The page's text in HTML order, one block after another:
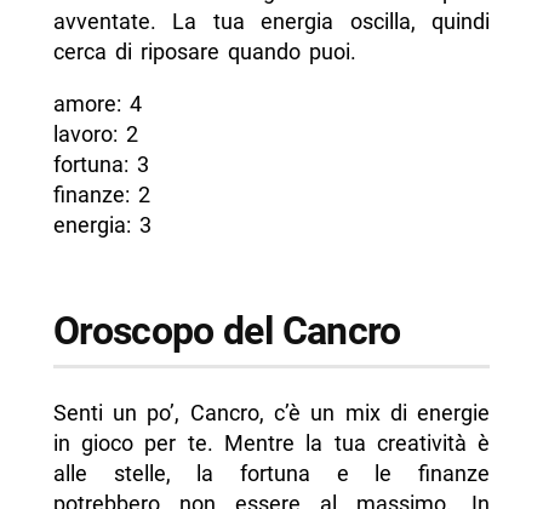
avventate. La tua energia oscilla, quindi
cerca di riposare quando puoi.
amore: 4
lavoro: 2
fortuna: 3
finanze: 2
energia: 3
Oroscopo del Cancro
Senti un po’, Cancro, c’è un mix di energie
in gioco per te. Mentre la tua creatività è
alle stelle, la fortuna e le finanze
potrebbero non essere al massimo. In